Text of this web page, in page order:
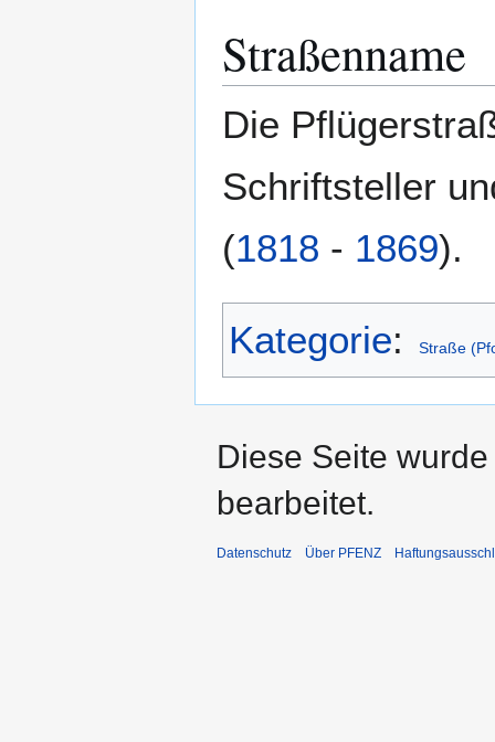
Straßenname
Die
Schriftsteller
(1818 - 1869).
Kategorie: Straße
Diese Seite
bearbeitet.
Datenschutz Über PFENZ